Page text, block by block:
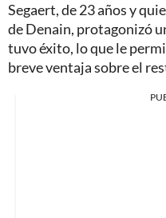
Segaert, de 23 años y
de Denain, protagonizó
tuvo éxito, lo que le
breve ventaja sobre el